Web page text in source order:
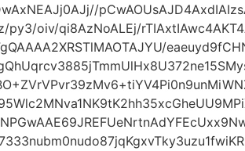
py3/oiv/qi8AzNoALEj/